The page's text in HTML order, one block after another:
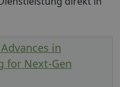
in
for Next-Gen